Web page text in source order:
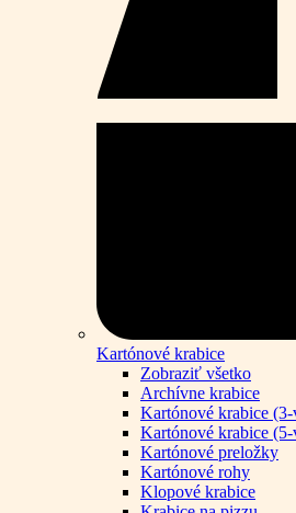
Kartónové krabice
Zobraziť všetko
Archívne krabice
Kartónové krabice
Kartónové krabice
Kartónové preložky
Kartónové rohy
Klopové krabice